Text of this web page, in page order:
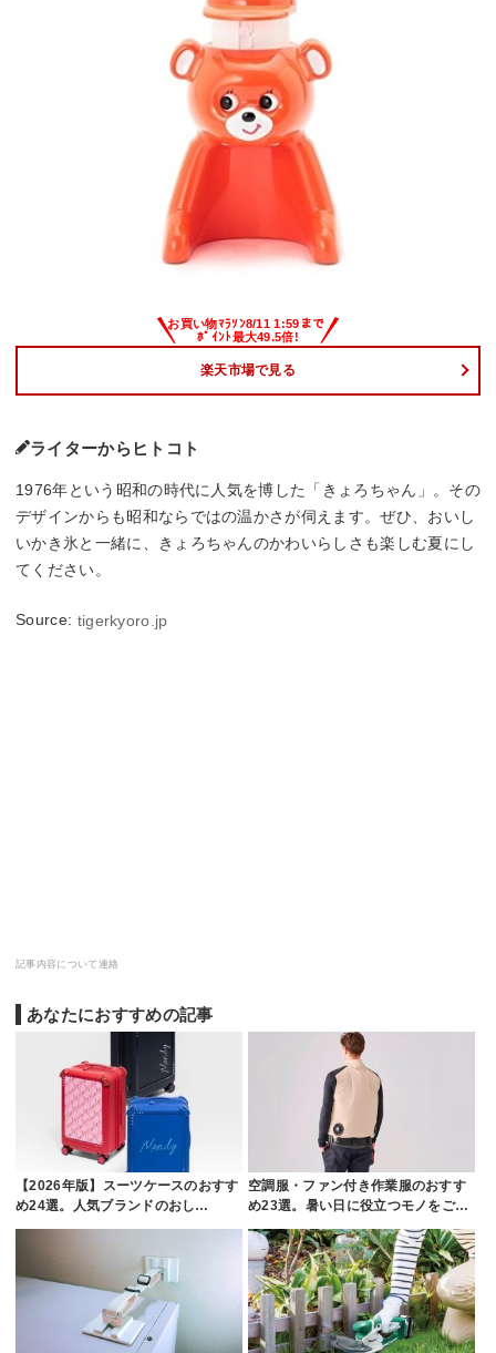
楽天市場で見る
ライターからヒトコト
1976年という昭和の時代に人気を博した「きょろちゃん」。その
デザインからも昭和ならではの温かさが伺えます。ぜひ、おいし
いかき氷と一緒に、きょろちゃんのかわいらしさも楽しむ夏にし
てください。
Source: tigerkyoro.jp
記事内容について連絡
あなたにおすすめの記事
【2026年版】スーツケースのおすす
め24選。人気ブランドのおし…
空調服・ファン付き作業服のおすす
め23選。暑い日に役立つモノをご…